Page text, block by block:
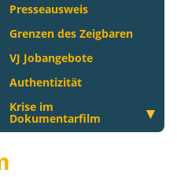
Presseausweis
Grenzen des Zeigbaren
VJ Jobangebote
Authentizität
Krise im
Dokumentarfilm